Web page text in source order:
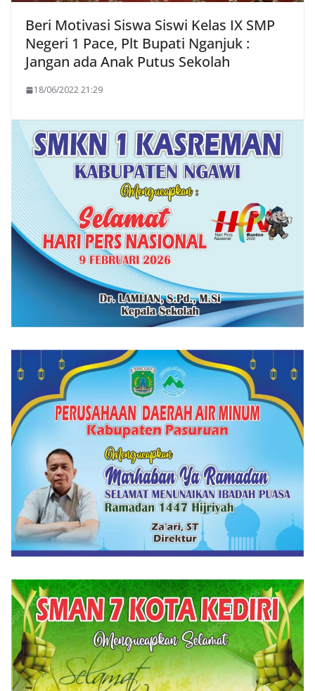
Beri Motivasi Siswa Siswi Kelas IX SMP
Negeri 1 Pace, Plt Bupati Nganjuk :
Jangan ada Anak Putus Sekolah
18/06/2022 21:29